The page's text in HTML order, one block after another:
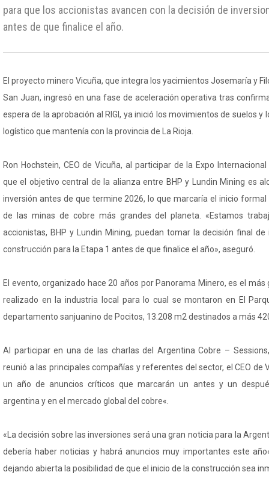
para que los accionistas avancen con la decisión de
antes de que finalice el año.
El proyecto minero Vicuña, que integra los yacimientos Josemaría y
San Juan, ingresó en una fase de aceleración operativa tras
espera de la aprobación al RIGI, ya inició los movimientos de suelos
logístico que mantenía con la provincia de La Rioja.
Ron Hochstein, CEO de Vicuña, al participar de la Expo
que el objetivo central de la alianza entre BHP y Lundin Mining es
inversión antes de que termine 2026, lo que marcaría el inicio
de las minas de cobre más grandes del planeta. «Estamos
accionistas, BHP y Lundin Mining, puedan tomar la decisión final
construcción para la Etapa 1 antes de que finalice el año», aseguró.
El evento, organizado hace 20 años por Panorama Minero, es el
realizado en la industria local para lo cual se montaron en El
departamento sanjuanino de Pocitos, 13.208 m2 destinados a más
Al participar en una de las charlas del Argentina Cobre –
reunió a las principales compañías y referentes del sector, el CEO de
un año de anuncios críticos que marcarán un antes y un
argentina y en el mercado global del cobre«.
«La decisión sobre las inversiones será una gran noticia para la
debería haber noticias y habrá anuncios muy importantes este
dejando abierta la posibilidad de que el inicio de la construcción sea